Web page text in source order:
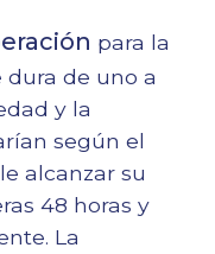
para la
de uno a
y la
según el
alcanzar su
48 horas y
La